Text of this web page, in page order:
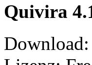
Quivira
Download: